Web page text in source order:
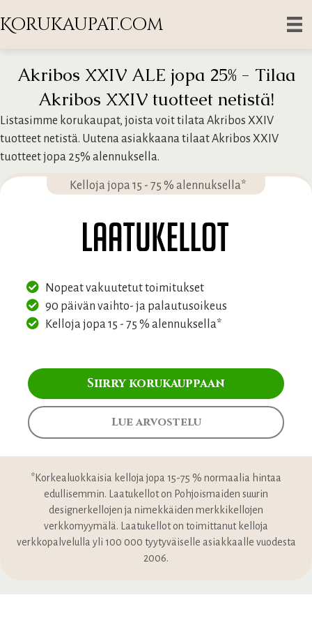
Korukaupat.com
Akribos XXIV ALE jopa 25% - Tilaa
Akribos XXIV tuotteet netistä!
Listasimme korukaupat, joista voit tilata Akribos XXIV
tuotteet netistä. Uutena asiakkaana tilaat Akribos XXIV
tuotteet jopa 25% alennuksella.
Kelloja jopa 15 - 75 % alennuksella*
Nopeat vakuutetut toimitukset
90 päivän vaihto- ja palautusoikeus
Kelloja jopa 15 - 75 % alennuksella*
Siirry korukauppaan
Lue arvostelu
*Korkealuokkaisia kelloja jopa 15-75 % normaalia hintaa
edullisemmin. Laatukellot on Pohjoismaiden suurin
designerkellojen ja nimekkäiden merkkikellojen
verkkomyymälä. Laatukellot on toimittanut kelloja
verkkopalvelulla yli 100 000 tyytyväiselle asiakkaalle vuodesta
2006.